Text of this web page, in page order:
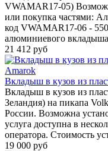
VWAMAR17-05)
или покупка частями:
код VWAMAR17-06 -
алюминиевого вкладыша
21 412 руб
Вкладыш в кузов из
Вкладыш в кузов из
Зеландия) на пикапа
России. Возможна
услуга доступна в
оператора. Стoимoсть
19 000 руб